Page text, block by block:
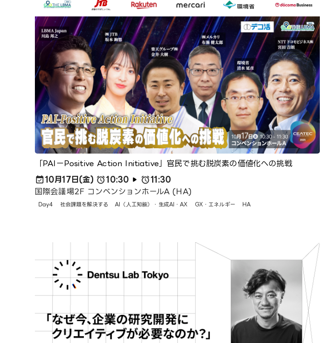
「PAIーPositive Action Initiative」官民で挑む脱炭素の価値化への挑戦
国際会議場2F コンベンションホールA (HA)
10月17日(金) 10:30 11:30
Day4 社会課題を解決する AI（人工知能）・生成AI・AX GX・エネルギー HA